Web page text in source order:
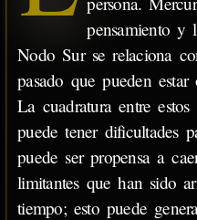
pensamiento y
Nodo Sur se relaciona
pasado que pueden
La cuadratura entre
puede tener dificultades
puede ser propensa a
limitantes que han sido
tiempo; esto puede